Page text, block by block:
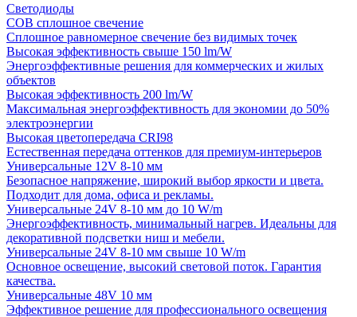
Светодиоды
COB сплошное свечение
Сплошное равномерное свечение без видимых точек
Высокая эффективность свыше 150 lm/W
Энергоэффективные решения для коммерческих и жилых
объектов
Высокая эффективность 200 lm/W
Максимальная энергоэффективность для экономии до 50%
электроэнергии
Высокая цветопередача CRI98
Естественная передача оттенков для премиум-интерьеров
Универсальные 12V 8-10 мм
Безопасное напряжение, широкий выбор яркости и цвета.
Подходит для дома, офиса и рекламы.
Универсальные 24V 8-10 мм до 10 W/m
Энергоэффективность, минимальный нагрев. Идеальны для
декоративной подсветки ниш и мебели.
Универсальные 24V 8-10 мм свыше 10 W/m
Основное освещение, высокий световой поток. Гарантия
качества.
Универсальные 48V 10 мм
Эффективное решение для профессионального освещения